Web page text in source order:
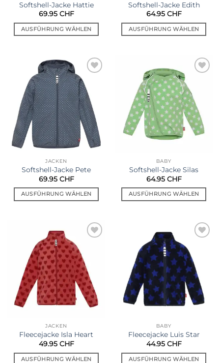
Softshell-Jacke Hattie
69.95 CHF
AUSFÜHRUNG WÄHLEN
weist
mehrere
Varianten
auf.
Die
Optionen
können
auf
der
gewählt
werden
Softshell-Jacke Edith
64.95 CHF
AUSFÜHRUNG WÄHLEN
mehrere
Varianten
auf.
Die
Optionen
können
auf
gewählt
werden
Auf die
Wunschliste
JACKEN
Softshell-Jacke Pete
69.95 CHF
AUSFÜHRUNG WÄHLEN
mehrere
Varianten
auf.
Die
Optionen
können
auf
gewählt
werden
Auf die
Wunschliste
BABY
Softshell-Jacke Silas
64.95 CHF
AUSFÜHRUNG WÄHLEN
mehrere
Varianten
auf.
Die
Optionen
können
auf
der
gewählt
werden
Auf die
Wunschliste
JACKEN
Fleecejacke Isla Heart
49.95 CHF
AUSFÜHRUNG WÄHLEN
Auf die
Wunschliste
BABY
Fleecejacke Luis Star
44.95 CHF
AUSFÜHRUNG WÄHLEN